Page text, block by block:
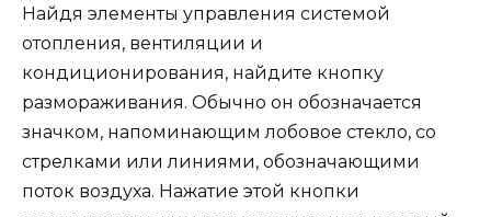
Найдя элементы управления системой
отопления, вентиляции и
кондиционирования, найдите кнопку
размораживания. Обычно он обозначается
значком, напоминающим лобовое стекло, со
стрелками или линиями, обозначающими
поток воздуха. Нажатие этой кнопки